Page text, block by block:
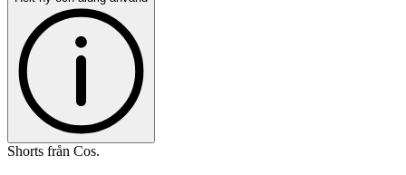
Shorts från Cos.